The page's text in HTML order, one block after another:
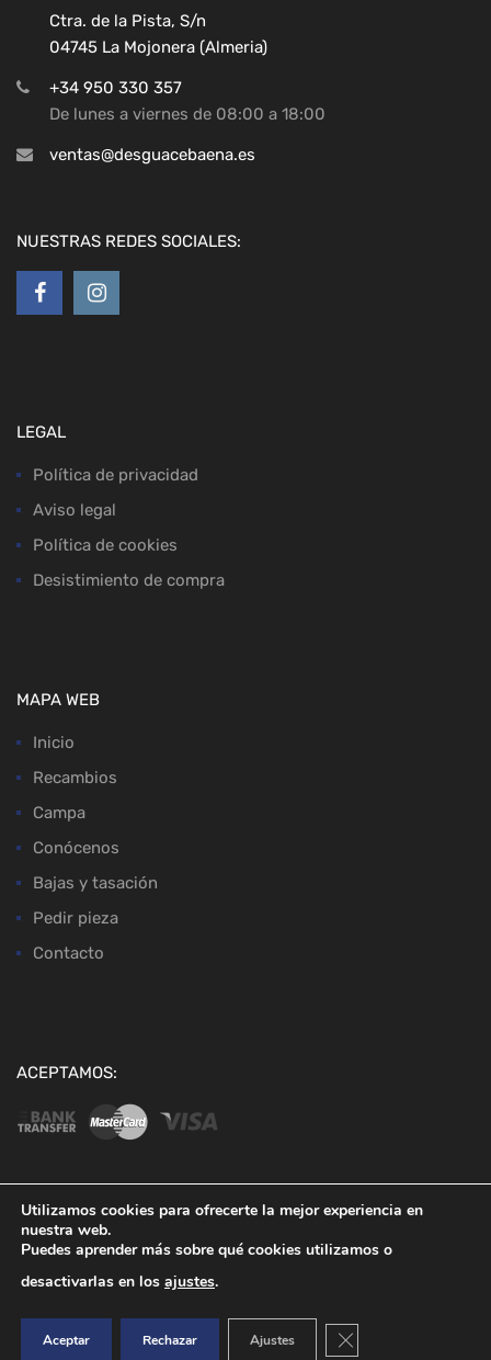
Ctra. de la Pista, S/n
04745 La Mojonera (Almeria)
+34 950 330 357
De lunes a viernes de 08:00 a 18:00
ventas@desguacebaena.es
NUESTRAS REDES SOCIALES:
LEGAL
Política de privacidad
Aviso legal
Política de cookies
Desistimiento de compra
MAPA WEB
Inicio
Recambios
Campa
Conócenos
Bajas y tasación
Pedir pieza
Contacto
ACEPTAMOS:
Utilizamos cookies para ofrecerte la mejor experiencia en
nuestra web.
Puedes aprender más sobre qué cookies utilizamos o
desactivarlas en los ajustes.
Aceptar Rechazar Ajustes Cerrar el banner de